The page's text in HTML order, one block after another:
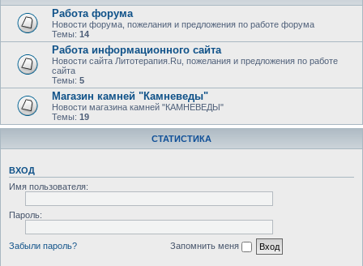
Работа форума
Новости форума, пожелания и предложения по работе форума
Темы: 14
Работа информационного сайта
Новости сайта Литотерапия.Ru, пожелания и предложения по работе
сайта
Темы: 5
Магазин камней "Камневеды"
Новости магазина камней "КАМНЕВЕДЫ"
Темы: 19
СТАТИСТИКА
ВХОД
Имя пользователя:
Пароль:
Забыли пароль? Запомнить меня